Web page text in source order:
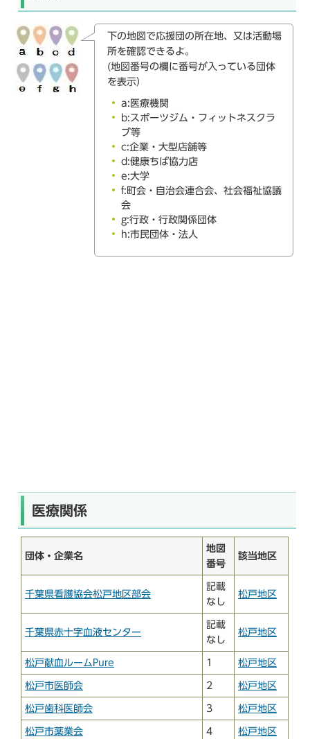
下の地図で応援団の所在地、又は活動場
所を確認できるよ。
(地図番号の欄に番号が入っている団体
を表示）
a:医療機関
b:スポーツジム・フィットネスクラ
ブ等
c:企業・大型店舗等
d:健康ちば協力店
e:大学
f:町会・自治会連合会、社会福祉協議
会
g:行政・行政関係団体
h:市民団体・法人
医療関係
団体・企業名
地図
番号
該当地区
千葉県看護協会松戸地区部会
記載
なし
松戸地区
千葉県赤十字血液センター
記載
なし
松戸地区
松戸献血ルームPure 1 松戸地区
松戸市医師会 2 松戸地区
松戸歯科医師会 3 松戸地区
松戸市薬業会 4 松戸地区